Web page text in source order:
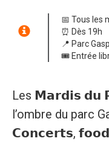
📅 Tous les
⏰ Dès 19h
📍 Parc
🎟️ Entrée
Les 𝗠𝗮𝗿𝗱𝗶𝘀 𝗱𝘂
l’ombre du parc
𝗖𝗼𝗻𝗰𝗲𝗿𝘁𝘀,